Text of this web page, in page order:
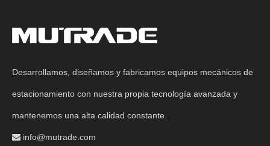
Desarrollamos, diseñamos y fabricamos equipos mecánicos de
estacionamiento con nuestra propia tecnología avanzada y
mantenemos una alta calidad constante.
 info@mutrade.com